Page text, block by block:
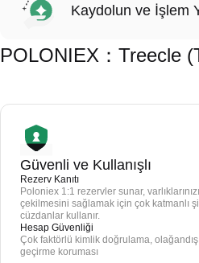
Kaydolun ve İşlem
POLONIEX：Treecle
Güvenli ve Kullanışlı
Rezerv Kanıtı
Poloniex 1:1 rezervler sunar,
çekilmesini sağlamak için çok katmanlı
cüzdanlar kullanır.
Hesap Güvenliği
Çok faktörlü kimlik doğrulama,
geçirme koruması